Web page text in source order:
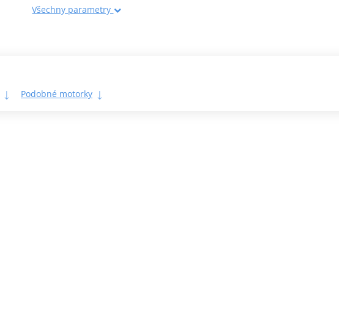
Všechny parametry
Podobné motorky